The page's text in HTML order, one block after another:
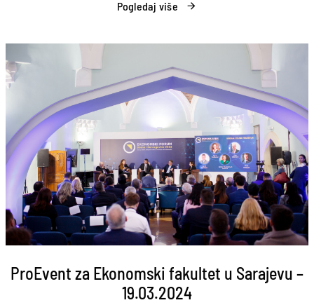
Pogledaj više
ProEvent za Ekonomski fakultet u Sarajevu –
19.03.2024